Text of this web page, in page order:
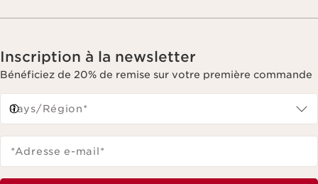
Inscription à la newsletter
Bénéficiez de 20% de remise sur votre première commande
Pays/Région*
*Adresse e-mail*